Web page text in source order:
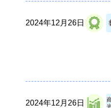
2024年12月26日
2024年12月26日